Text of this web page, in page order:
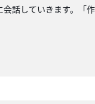
話していきます。「